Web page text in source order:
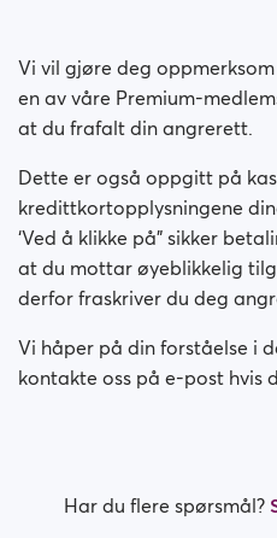
Betales medlemskapet
Har du hatt problemer med
Hvordan ber jeg om
Betalt men fikk ikke
betaling?
Vi vil gjøre deg
en av våre Premium-
at du frafalt din angrerett.
Dette er også oppgitt på
kredittkortopplysningene
‘Ved å klikke på" sikker
at du mottar øyeblikkelig
derfor fraskriver du deg
Vi håper på din forståelse i
kontakte oss på e-post hvis
Har du flere spørsmål?